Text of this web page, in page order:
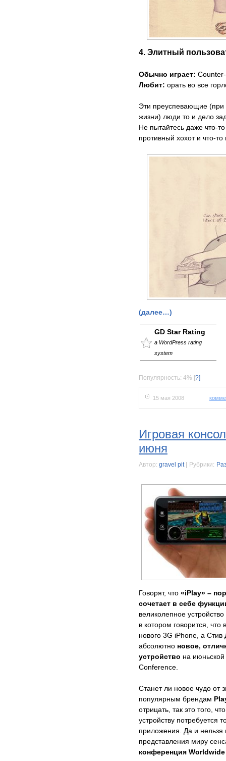
4. Элитный
Обычно играет:
Любит: орать во все
Эти преуспевающие (при
жизни) люди то и дело
Не пытайтесь даже что-
противный хохот и что-
(далее…)
GD Star Rating
a WordPress rating
system
Популярность: 4% [?]
15 мая 2008
Игровая
июня
Автор: gravel pit| Рубрики:
Говорят, что «iPlay» –
сочетает в себе
великолепное
в котором говорится,
нового 3G iPhone, а
абсолютно новое,
устройство на
Conference.
Станет ли новое чудо от
популярным брендам
отрицать, так это того,
устройству потребуется
приложения. Да и
представления миру
конференция